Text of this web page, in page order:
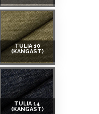
TULIA 10
(KANGAST)
TULIA 14
(KANGAST)